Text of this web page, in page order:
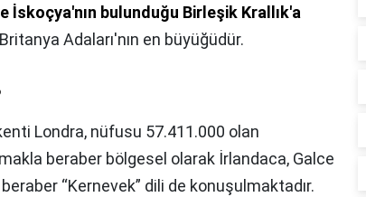
İskoçya'nın bulunduğu Birleşik Krallık'a
Adaları'nın en büyüğüdür.
Londra, nüfusu 57.411.000 olan
beraber bölgesel olarak İrlandaca, Galce
“Kernevek” dili de konuşulmaktadır.